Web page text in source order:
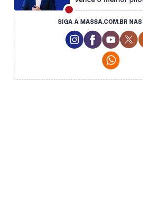
SIGA A MASSA.COM.BR NAS
InstagramFacebook